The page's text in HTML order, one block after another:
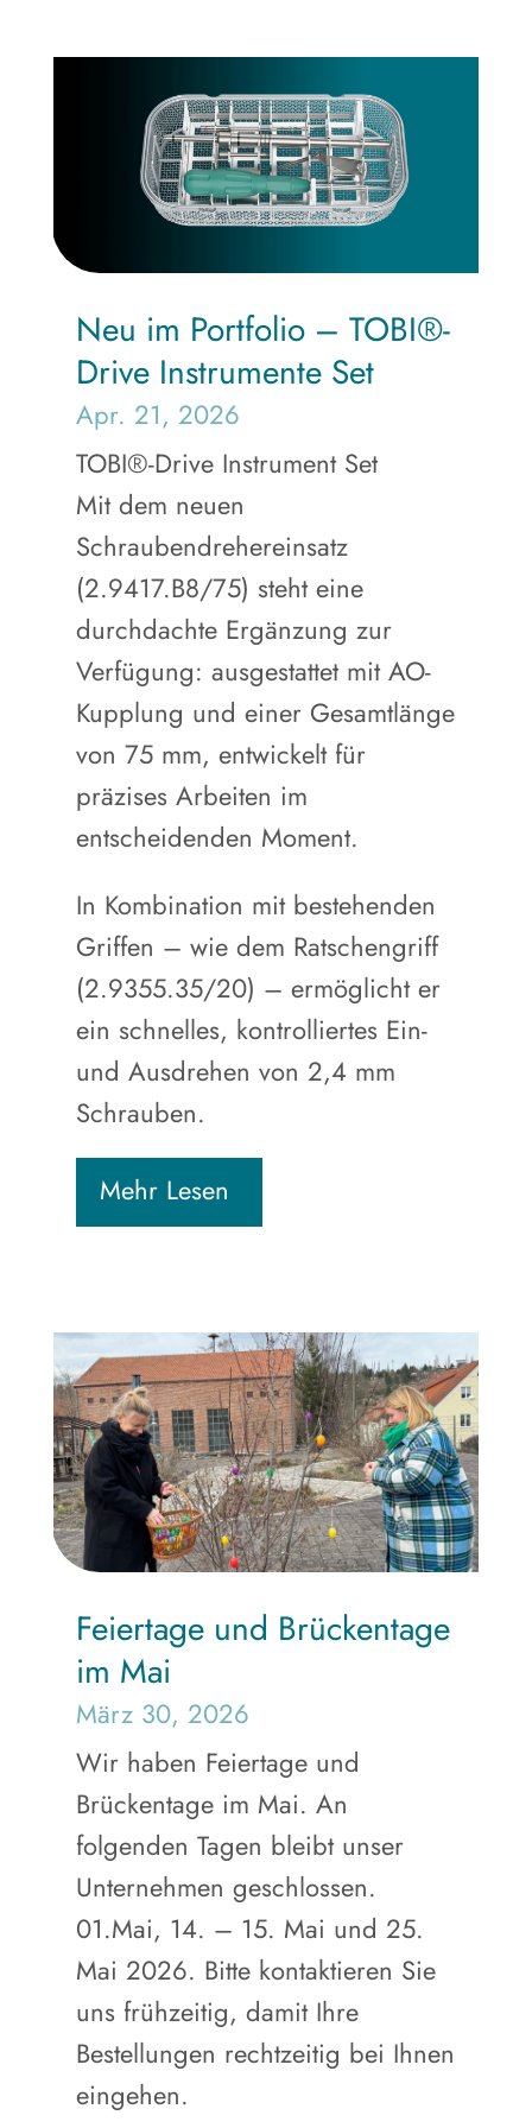
Neu im Portfolio – TOBI®-
Drive Instrumente Set
Apr. 21, 2026
TOBI®-Drive Instrument Set
Mit dem neuen
Schraubendrehereinsatz
(2.9417.B8/75) steht eine
durchdachte Ergänzung zur
Verfügung: ausgestattet mit AO-
Kupplung und einer Gesamtlänge
von 75 mm, entwickelt für
präzises Arbeiten im
entscheidenden Moment.
In Kombination mit bestehenden
Griffen – wie dem Ratschengriff
(2.9355.35/20) – ermöglicht er
ein schnelles, kontrolliertes Ein-
und Ausdrehen von 2,4 mm
Schrauben.
Mehr Lesen
Feiertage und Brückentage
im Mai
März 30, 2026
Wir haben Feiertage und
Brückentage im Mai. An
folgenden Tagen bleibt unser
Unternehmen geschlossen.
01.Mai, 14. – 15. Mai und 25.
Mai 2026. Bitte kontaktieren Sie
uns frühzeitig, damit Ihre
Bestellungen rechtzeitig bei Ihnen
eingehen.